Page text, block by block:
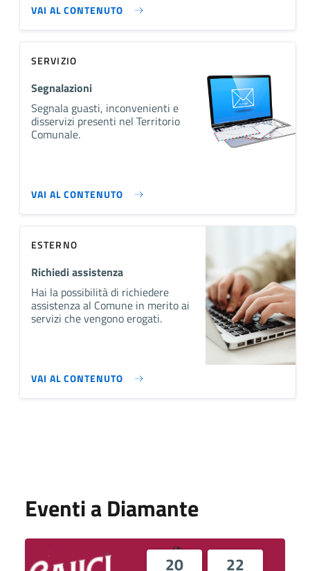
VAI AL CONTENUTO
SERVIZIO
Segnalazioni
Segnala guasti, inconvenienti e
disservizi presenti nel Territorio
Comunale.
VAI AL CONTENUTO
ESTERNO
Richiedi assistenza
Hai la possibilità di richiedere
assistenza al Comune in merito ai
servizi che vengono erogati.
VAI AL CONTENUTO
Eventi a Diamante
20 22